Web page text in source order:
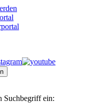
Suchbegriff ein: